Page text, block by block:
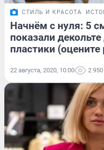
СТИЛЬ И КРАСОТА
Начнём с нуля: 5
показали
пластики (оцените
22 августа, 2020, 10:00 2 950